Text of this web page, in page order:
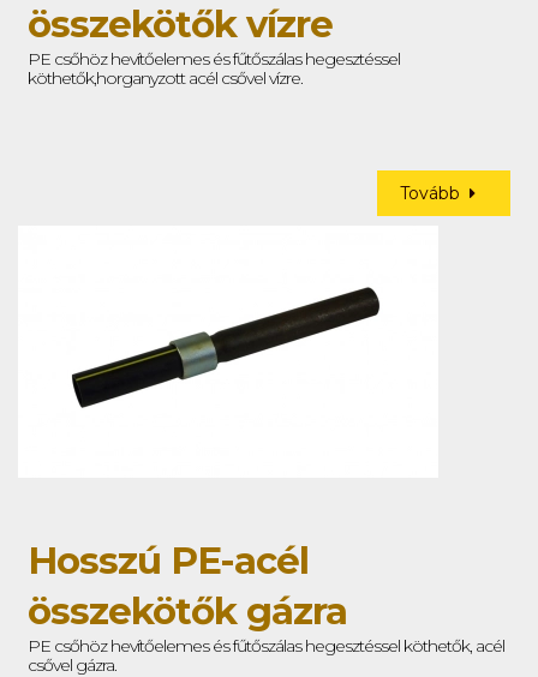
összekötők vízre
PE csőhöz hevítőelemes és fűtőszálas hegesztéssel
köthetők,horganyzott acél csővel vízre.
Tovább
Hosszú PE-acél
összekötők gázra
PE csőhöz hevítőelemes és fűtőszálas hegesztéssel köthetők, acél
csővel gázra.